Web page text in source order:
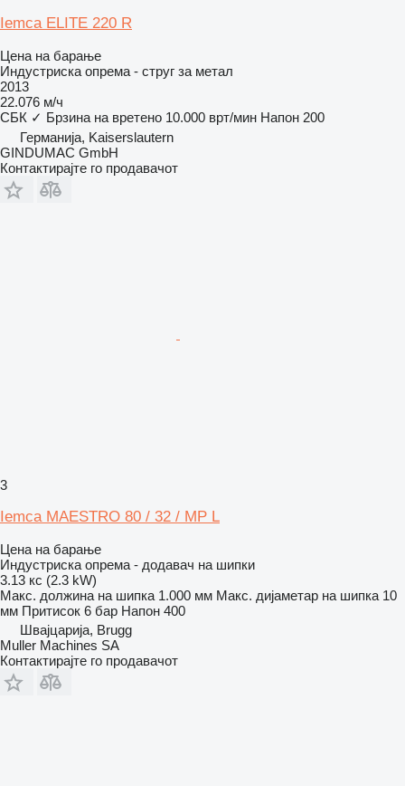
Iemca ELITE 220 R
Цена на барање
Индустриска опрема - струг за метал
2013
22.076 м/ч
СБК ✓ Брзина на вретено 10.000 врт/мин Напон 200
Германија, Kaiserslautern
GINDUMAC GmbH
Контактирајте го продавачот
3
Iemca MAESTRO 80 / 32 / MP L
Цена на барање
Индустриска опрема - додавач на шипки
3.13 кс (2.3 kW)
Макс. должина на шипка 1.000 мм Макс. дијаметар на шипка 10
мм Притисок 6 бар Напон 400
Швајцарија, Brugg
Muller Machines SA
Контактирајте го продавачот